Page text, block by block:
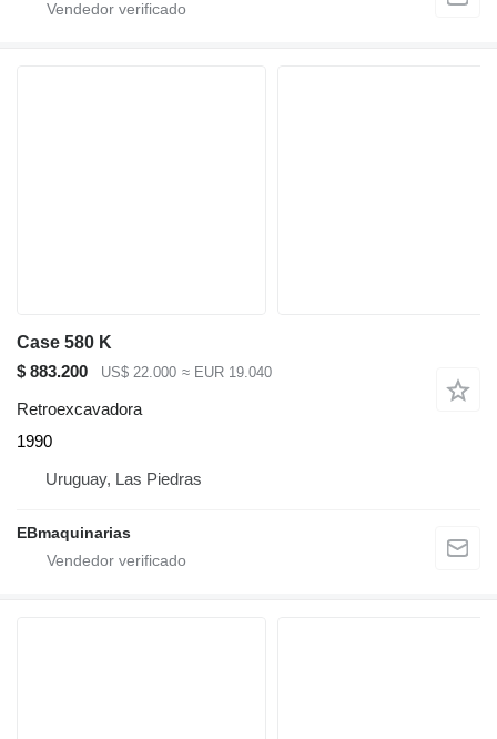
Case 580 K
$ 883.200
US$ 22.000 ≈ EUR 19.040
Retroexcavadora
1990
Uruguay, Las Piedras
EBmaquinarias